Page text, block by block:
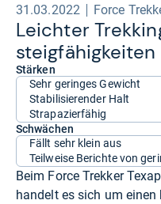
31.03.2022 Force
Leich­ter
steig­fä­hig­kei­ten
Stärken
Sehr geringes Gewicht
Stabilisierender Halt
Strapazierfähig
Schwächen
Fällt sehr klein aus
Teilweise Berichte von
Beim Force Trekker
handelt es sich um